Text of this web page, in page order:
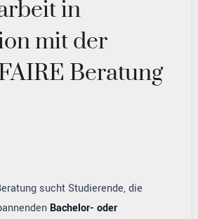
in
mit der
Beratung
sucht Studierende, die
Bachelor- oder